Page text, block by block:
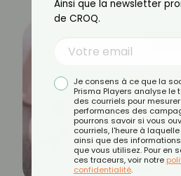
Ainsi que la newsletter
de CROQ.
Je consens à ce que la
Prisma Players analyse le
des courriels pour
performances des
pourrons savoir si vous
courriels, l'heure à
ainsi que des
que vous utilisez. Pour en
ces traceurs, voir notre
confidentialité.